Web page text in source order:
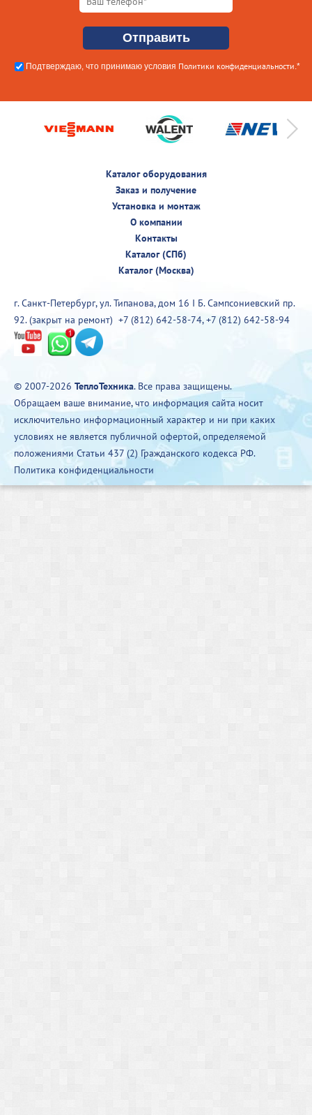
Подтверждаю, что принимаю условия Политики конфиденциальности .*
Каталог оборудования
Заказ и получение
Установка и монтаж
О компании
Контакты
Каталог (СПб)
Каталог (Москва)
г. Санкт-Петербург, ул. Типанова, дом 16 I Б. Сампсониевский пр.
92. (закрыт на ремонт) +7 (812) 642-58-74,+7 (812) 642-58-94
© 2007-2026 ТеплоТехника. Все права защищены.
Обращаем ваше внимание, что информация сайта носит
исключительно информационный характер и ни при каких
условиях не является публичной офертой, определяемой
положениями Статьи 437 (2) Гражданского кодекса РФ.
Политика конфиденциальности